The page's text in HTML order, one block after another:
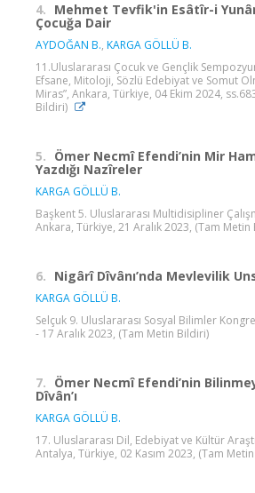
4. Mehmet Tevfik'in Esâtîr-i
Çocuğa Dair
AYDOĞAN B., KARGA GÖLLÜ B.
11.Uluslararası Çocuk ve Gençlik
Efsane, Mitoloji, Sözlü Edebiyat ve Somut
Miras”, Ankara, Türkiye, 04 Ekim 2024,
Bildiri)
5. Ömer Necmî Efendi’nin Mir
Yazdığı Nazîreler
KARGA GÖLLÜ B.
Başkent 5. Uluslararası Multidisipliner
Ankara, Türkiye, 21 Aralık 2023, (Tam Metin
6. Nigârî Dîvânı’nda Mevlevilik
KARGA GÖLLÜ B.
Selçuk 9. Uluslararası Sosyal Bilimler
- 17 Aralık 2023, (Tam Metin Bildiri)
7. Ömer Necmî Efendi’nin
Dîvân’ı
KARGA GÖLLÜ B.
17. Uluslararası Dil, Edebiyat ve Kültür
Antalya, Türkiye, 02 Kasım 2023, (Tam